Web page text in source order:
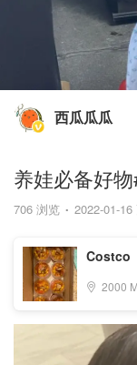
西瓜瓜瓜
养娃必备好
706 浏览 2022-01-16
Costco
2000